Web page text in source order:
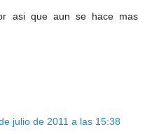
asi que aun se hace mas
julio de 2011 a las 15:38